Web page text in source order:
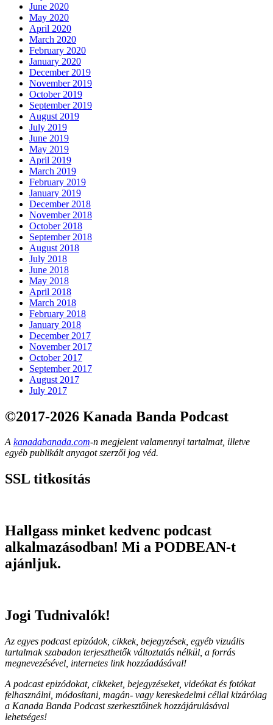
June 2020
May 2020
April 2020
March 2020
February 2020
January 2020
December 2019
November 2019
October 2019
September 2019
August 2019
July 2019
June 2019
May 2019
April 2019
March 2019
February 2019
January 2019
December 2018
November 2018
October 2018
September 2018
August 2018
July 2018
June 2018
May 2018
April 2018
March 2018
February 2018
January 2018
December 2017
November 2017
October 2017
September 2017
August 2017
July 2017
©2017-2026 Kanada Banda Podcast
A kanadabanada.com-n megjelent valamennyi tartalmat, illetve
egyéb publikált anyagot szerzői jog véd.
SSL titkosítás
Hallgass minket kedvenc podcast
alkalmazásodban! Mi a PODBEAN-t
ajánljuk.
Jogi Tudnivalók!
Az egyes podcast epizódok, cikkek, bejegyzések, egyéb vizuális
tartalmak szabadon terjeszthetők változtatás nélkül, a forrás
megnevezésével, internetes link hozzáadásával!
A podcast epizódokat, cikkeket, bejegyzéseket, videókat és fotókat
felhasználni, módosítani, magán- vagy kereskedelmi céllal kizárólag
a Kanada Banda Podcast szerkesztőinek hozzájárulásával
lehetséges!